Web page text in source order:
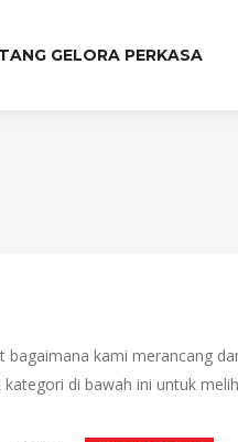
GELORA PERKASA
kami merancang
kategori di bawah ini untuk